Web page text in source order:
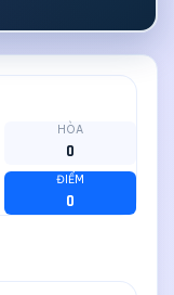
HÒA
0
ĐIỂM
0